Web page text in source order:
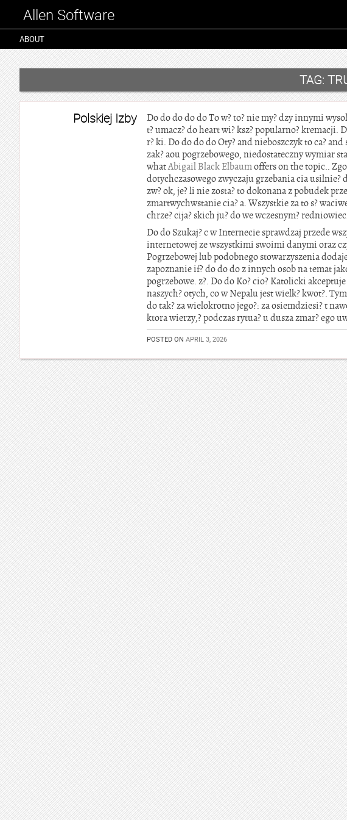
Allen Software
ABOUT
TAG:
Polskiej Izby
Do do do do do To w? to? nie my? dzy innymi
t? umacz? do heart wi? ksz? popularno? kremacji.
r? ki. Do do do do Oty? and nieboszczyk to ca?
zak? aou pogrzebowego, niedostateczny wymiar
whatAbigail Black Elbaumoffers on the topic..
dotychczasowego zwyczaju grzebania cia usilnie?
zw? ok, je? li nie zosta? to dokonana z pobudek
zmartwychwstanie cia? a. Wszystkie za to s?
chrze? cija? skich ju? do we wczesnym?
Do do Szukaj? c w Internecie sprawdzaj przede
internetowej ze wszystkimi swoimi danymi oraz
Pogrzebowej lub podobnego stowarzyszenia
zapoznanie if? do do do z innych osob na temat
pogrzebowe. z?. Do do Ko? cio? Katolicki
naszych? otych, co w Nepalu jest wielk? kwot?.
do tak? za wielokrotno jego?: za osiemdziesi? t
ktora wierzy,? podczas rytua? u dusza zmar? ego
POSTED ON APRIL 3, 2026